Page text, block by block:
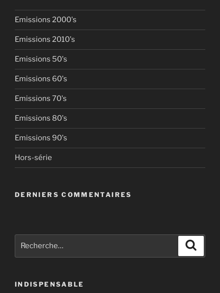
Emissions 2000's
Emissions 2010's
Emissions 50's
Emissions 60's
Emissions 70's
Emissions 80's
Emissions 90's
Hors-série
DERNIERS COMMENTAIRES
INDISPENSABLE